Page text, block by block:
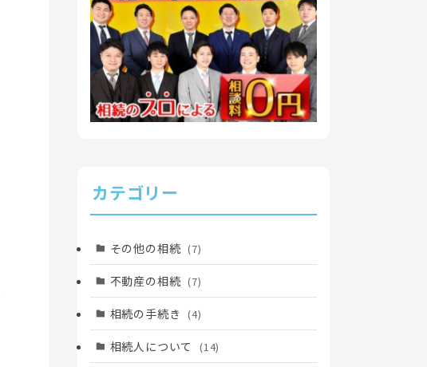
カテゴリー
その他の相続 (7)
不動産の相続 (7)
相続の手続き (4)
相続人について (14)